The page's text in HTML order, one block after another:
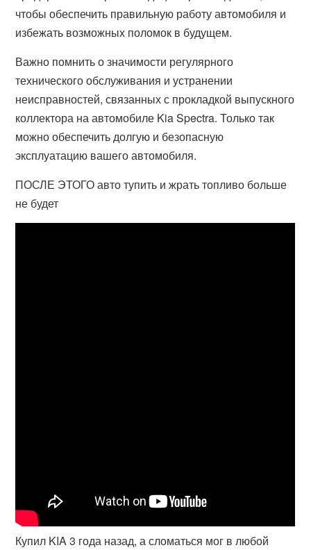
чтобы обеспечить правильную работу автомобиля и
избежать возможных поломок в будущем.
Важно помнить о значимости регулярного
технического обслуживания и устранении
неисправностей, связанных с прокладкой выпускного
коллектора на автомобиле Kia Spectra. Только так
можно обеспечить долгую и безопасную
эксплуатацию вашего автомобиля.
ПОСЛЕ ЭТОГО авто тупить и жрать топливо больше
не будет
Купил KIA 3 года назад, а сломаться мог в любой